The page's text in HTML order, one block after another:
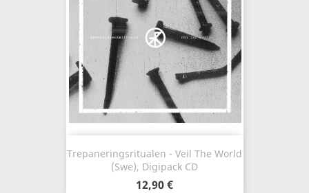
Trepaneringsritualen - Veil The World
(Swe), Digipack CD
12,90 €